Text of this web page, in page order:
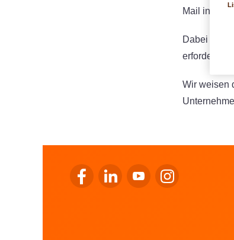
Mail
Dabei
erfordern,
Wir weisen
Zum Facebook von LALUX gehen
Zum LinkedIn von LALUX
Zum YouTube von
Zum Instagram